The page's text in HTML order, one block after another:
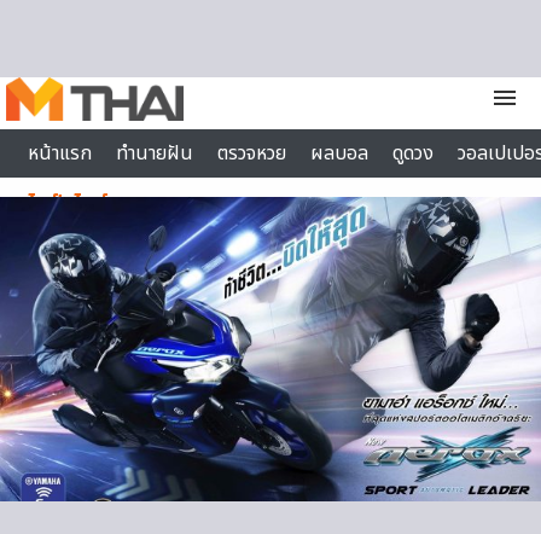
menu
หน้าแรก
ทำนายฝัน ตรวจหวย ผลบอล ดูดวง
วอลเปเป
ไลฟ์สไตล์